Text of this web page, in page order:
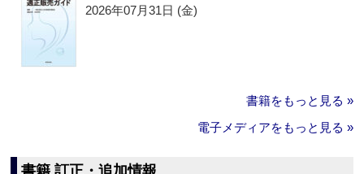
2026年07月31日 (金)
書籍をもっと見る »
電子メディアをもっと見る »